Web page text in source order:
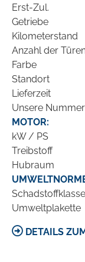
Erst-Zul.
Getriebe
Kilometerstand
Anzahl der
Farbe
Standort
Lieferzeit
Unsere Nummer
MOTOR:
kW / PS
Treibstoff
Hubraum
Schadstoffklasse
Umweltplakette
DETAILS